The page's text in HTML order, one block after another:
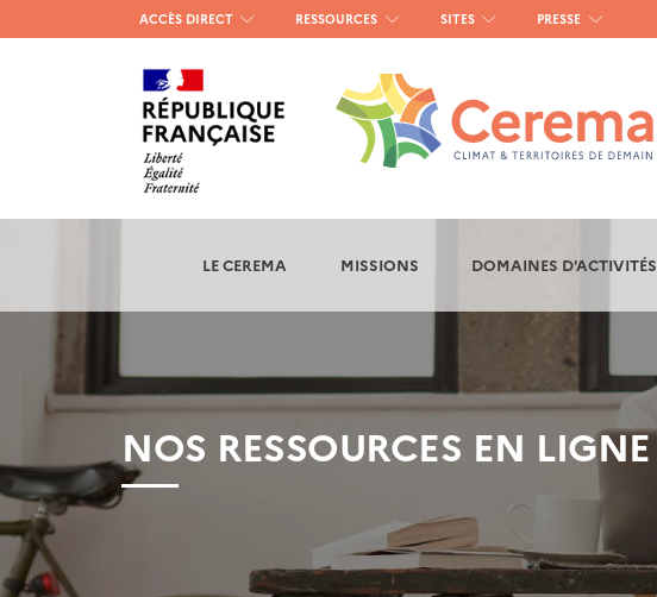
Menu
haut
gauche
ACCÈS DIRECT RESSOURCES SITES PRESSE
LE CEREMA MISSIONS DOMAINES D'ACTIVITÉS
NOS RESSOURCES EN LIGNE